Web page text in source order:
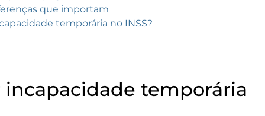
que importam
temporária no INSS?
temporária